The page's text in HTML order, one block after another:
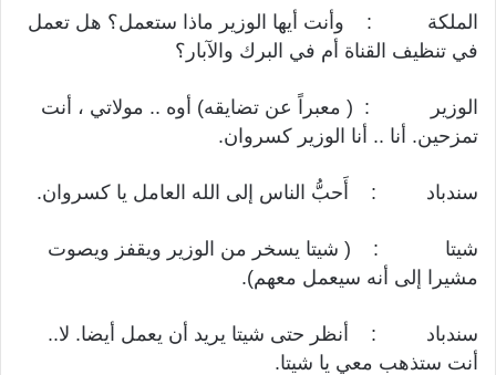
الملكة : وأنت أيها الوزير ماذا ستعمل؟ هل تعمل
في تنظيف القناة أم في البرك والآبار؟
الوزير : ( معبراً عن تضايقه) أوه .. مولاتي ، أنت
تمزحين. أنا .. أنا الوزير كسروان.
سندباد : أَحبُّ الناس إلى الله العامل يا كسروان.
شيتا : ( شيتا يسخر من الوزير ويقفز ويصوت
مشيرا إلى أنه سيعمل معهم).
سندباد : أنظر حتى شيتا يريد أن يعمل أيضا. لا..
أنت ستذهب معي يا شيتا.